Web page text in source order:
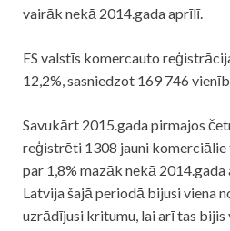
vairāk nekā 2014.gada aprīlī.
ES valstīs komercauto
12,2%, sasniedzot 169 746
Savukārt 2015.gada pirmajos
reģistrēti 1308 jauni
par 1,8% mazāk nekā
Latvija šajā periodā bijusi viena
uzrādījusi kritumu, lai arī tas bijis